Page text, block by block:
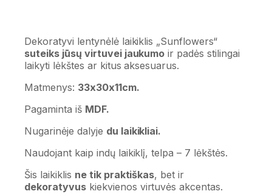
Dekoratyvi lentynėlė laikiklis „Sunflowers“
suteiks jūsų virtuvei jaukumo ir padės stilingai
laikyti lėkštes ar kitus aksesuarus.
Matmenys: 33x30x11cm.
Pagaminta iš MDF.
Nugarinėje dalyje du laikikliai.
Naudojant kaip indų laikiklį, telpa – 7 lėkštės.
Šis laikiklis ne tik praktiškas, bet ir
dekoratyvuskiekvienos virtuvės akcentas.